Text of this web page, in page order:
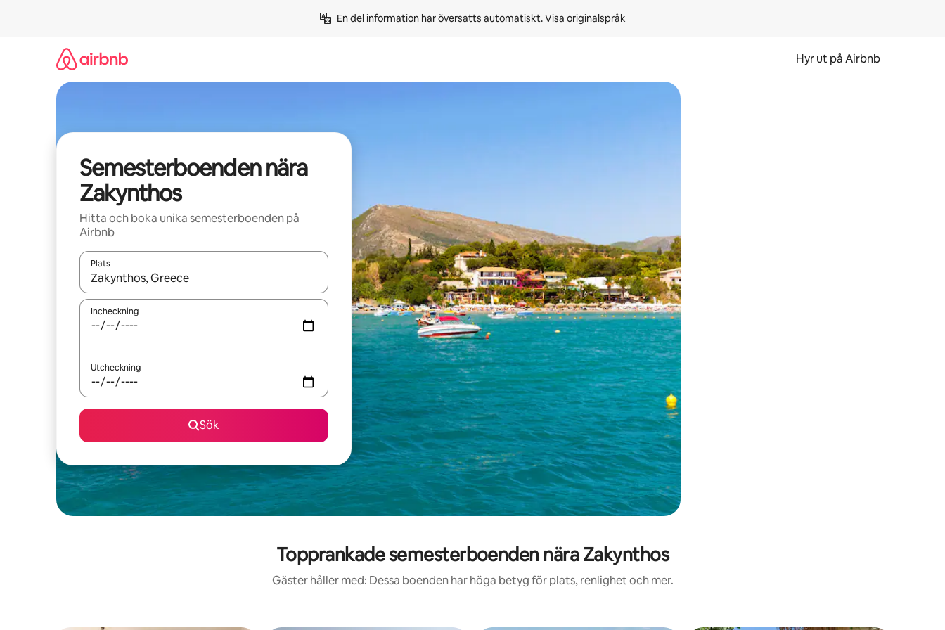
En del information har översatts automatiskt. Visa originalspråk
Hyr ut på Airbnb
Semesterboenden nära
Zakynthos
Hitta och boka unika semesterboenden på
Airbnb
Plats
När resultaten är tillgängliga kan du navigera med upp- och nedåtpilarna eller utforska genom att trycka eller svepa.
Incheckning
Utcheckning
Sök
Topprankade semesterboenden nära Zakynthos
Gäster håller med: Dessa boenden har höga betyg för plats, renlighet och mer.